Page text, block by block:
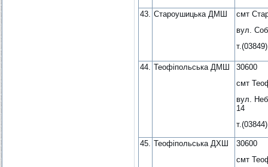
43. Староушицька ДМШ
смт
вул.
44. Теофіпольська ДМШ
30600
смт
вул.
14
45. Теофіпольська ДХШ
30600
смт